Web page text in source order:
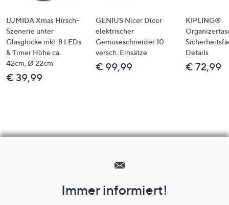
LUMIDA Xmas Hirsch-
Szenerie unter
Glasglocke inkl. 8 LEDs
& Timer Höhe ca.
42cm, Ø 22cm
€ 39,99
GENIUS Nicer Dicer
elektrischer
Gemüseschneider 10
versch. Einsätze
€ 99,99
KIPLING®
Details
€ 72,99
Unternehmensinformationen
Immer informiert!